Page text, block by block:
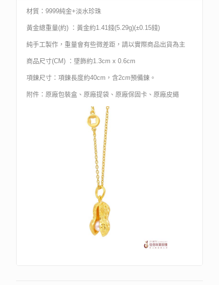
材質：9999純金+淡水珍珠
黃金總重量(約) ：黃金約1.41錢(5.29g)(±0.15錢)
純手工製作，重量會有些微差距，請以實際商品出貨為主
商品尺寸(CM) ：墜飾約1.3cm x 0.6cm
項鍊尺寸：項鍊長度約40cm，含2cm預備鍊。
附件：原廠包裝盒、原廠提袋、原廠保固卡、原廠皮繩